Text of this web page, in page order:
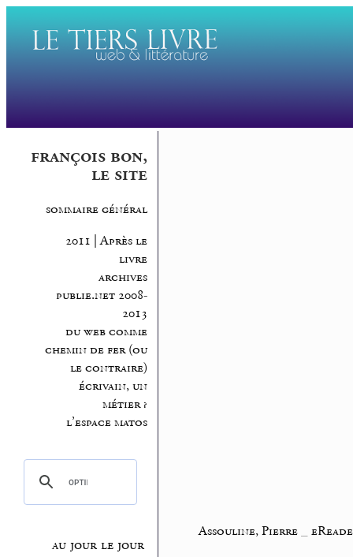
françois bon,
le site
sommaire général
2011 | Après le
livre
archives
publie.net 2008-
2013
du web comme
chemin de fer (ou
le contraire)
écrivain, un
métier ?
l’espace matos
au jour le jour
Assouline, Pierre